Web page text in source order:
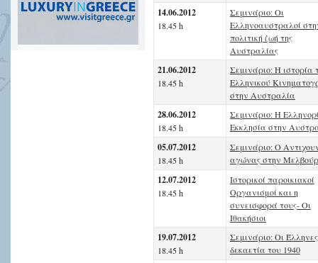
14.06.2012
18.45 h
Σεμινάριο: Οι
Ελληνοαυστραλοί
πολιτική ζωή της
Αυστραλίας
21.06.2012
18.45 h
Σεμινάριο: Η ιστορία
Ελληνικού
στην Αυστραλία
28.06.2012
18.45 h
Σεμινάριο: Η
Εκκλησία στην
05.07.2012
18.45 h
Σεμινάριο: Ο
αγώνας στην
12.07.2012
18.45 h
Ιστορικοί παροικιακοί
Οργανισμοί και η
συνεισφορά τους- Οι
Ιθακήσιοι
19.07.2012
18.45 h
Σεμινάριο: Οι
δεκαετία του 1940